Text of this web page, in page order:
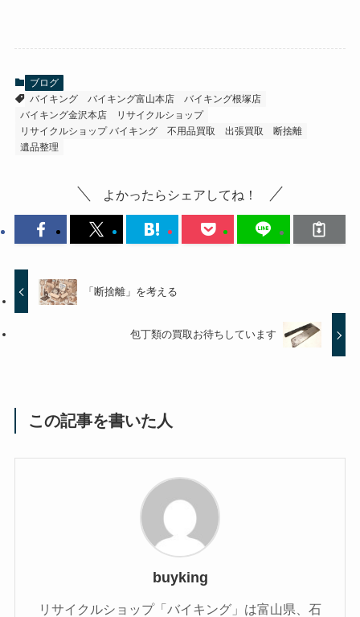
ブログ
バイキング
バイキング富山本店
バイキング根塚店
バイキング金沢本店
リサイクルショップ
リサイクルショップ バイキング
不用品買取 出張買取
断捨離
遺品整理
よかったらシェアしてね！
「断捨離」を考える
包丁類の買取お待ちしています
この記事を書いた人
buyking
リサイクルショップ「バイキング」は富山県、石